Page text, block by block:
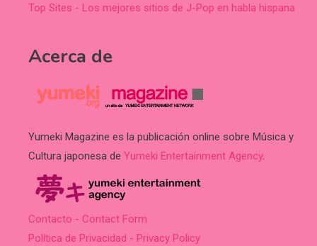
Top Sites - Los mejores sitios de J-Pop en habla hispana
Acerca de
Yumeki Magazine es la publicación online sobre Música y
Cultura japonesa de Yumeki Entertainment Agency.
Contacto - Contact Form
Política de Privacidad - Privacy Policy